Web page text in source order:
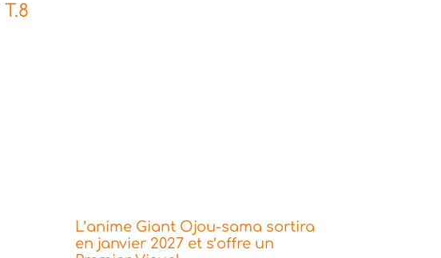
T.8
L’anime Giant Ojou-sama sortira
en janvier 2027 et s’offre un